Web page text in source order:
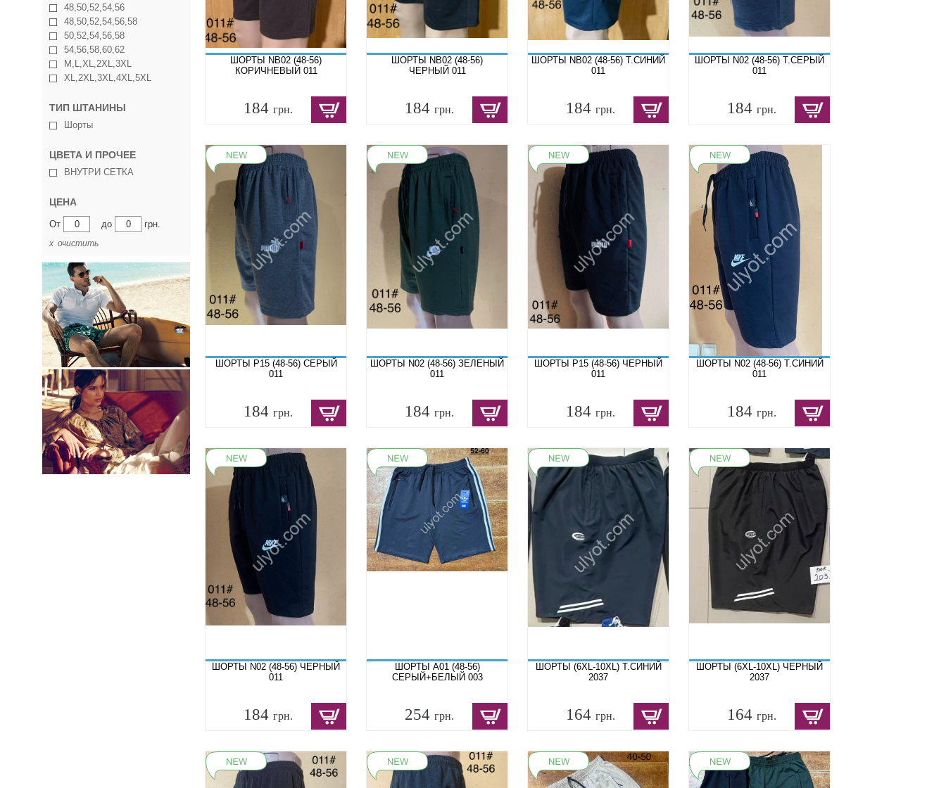
48,50,52,54,56
48,50,52,54,56,58
50,52,54,56,58
54,56,58,60,62
M,L,XL,2XL,3XL
XL,2XL,3XL,4XL,5XL
ТИП ШТАНИНЫ
Шорты
ЦВЕТА И ПРОЧЕЕ
ВНУТРИ СЕТКА
ЦЕНА
От до грн.
х очистить
ШОРТЫ NB02 (48-56)
КОРИЧНЕВЫЙ 011
184 грн.
ШОРТЫ NB02 (48-56)
ЧЕРНЫЙ 011
184 грн.
ШОРТЫ NB02 (48-56) Т.СИНИЙ
011
184 грн.
ШОРТЫ N02 (48-56) Т.СЕРЫЙ
011
184 грн.
ШОРТЫ P15 (48-56) СЕРЫЙ
011
184 грн.
ШОРТЫ N02 (48-56) ЗЕЛЕНЫЙ
011
184 грн.
ШОРТЫ P15 (48-56) ЧЕРНЫЙ
011
184 грн.
ШОРТЫ N02 (48-56) Т.СИНИЙ
011
184 грн.
ШОРТЫ N02 (48-56) ЧЕРНЫЙ
011
184 грн.
ШОРТЫ A01 (48-56)
СЕРЫЙ+БЕЛЫЙ 003
254 грн.
ШОРТЫ (6XL-10XL) Т.СИНИЙ
2037
164 грн.
ШОРТЫ (6XL-10XL) ЧЕРНЫЙ
2037
164 грн.